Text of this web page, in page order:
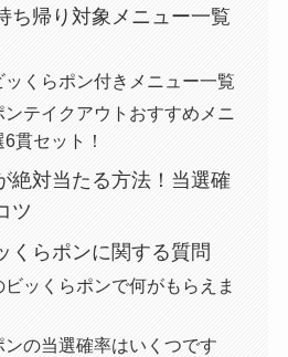
ち帰り対象メニュー一覧
ッくらポン付きメニュー一覧
ンテイクアウトおすすめメニ
貫セット！
絶対当たる方法！当選確
ツ
らポンに関する質問
ビッくらポンで何がもらえま
ンの当選確率はいくつです